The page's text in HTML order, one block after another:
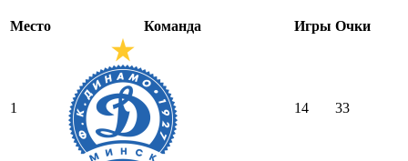
Место Команда Игры Очки
1 14 33